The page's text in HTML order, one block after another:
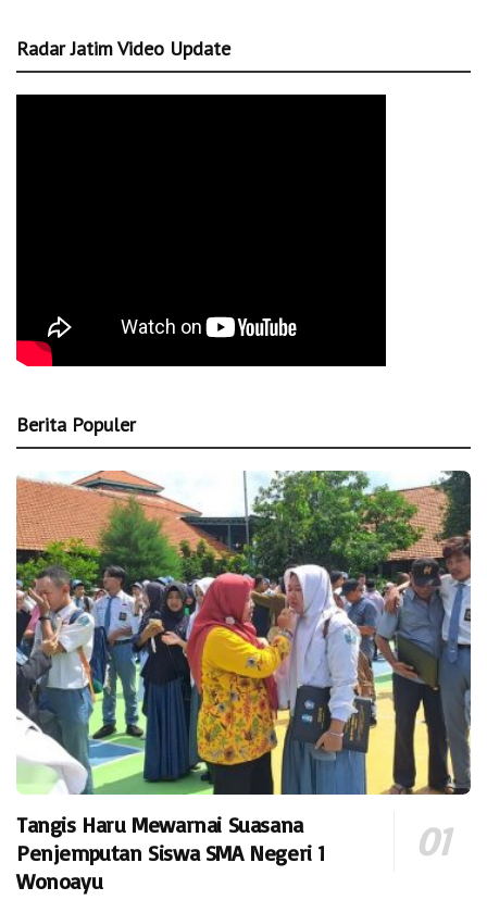
Radar Jatim Video Update
Berita Populer
Tangis Haru Mewarnai Suasana
Penjemputan Siswa SMA Negeri 1
Wonoayu